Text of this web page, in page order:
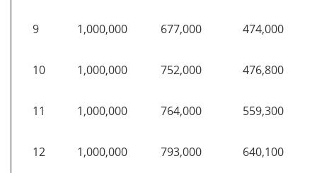
9 1,000,000 677,000 474,000
10 1,000,000 752,000 476,800
11 1,000,000 764,000 559,300
12 1,000,000 793,000 640,100